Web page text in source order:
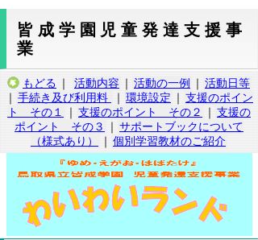
皆成学園児童発達支援事
業
もどる ｜ 活動内容 ｜ 活動の一例 ｜ 活動日等
｜ 手続き及び利用料 ｜ 環境設定 ｜ 支援のポイン
ト その１
｜ 支援のポイント その２ ｜ 支援の
ポイント その３
｜ サポートブックについて
（様式あり）
｜ 個別学習教材のご紹介